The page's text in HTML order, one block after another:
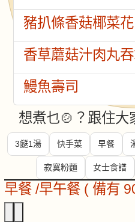
豬扒條香菇椰菜花
香草蘑菇汁肉丸
鰻魚壽司
想煮乜🍲？跟住大
3餸1湯 快手菜 早餐
寂寞粉麵 女士食譜
早餐 /早午餐 ( 備有